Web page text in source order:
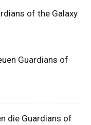
of the Galaxy
Guardians of
die Guardians of